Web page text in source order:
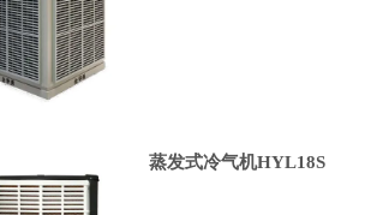
蒸发式冷气机HYL18S